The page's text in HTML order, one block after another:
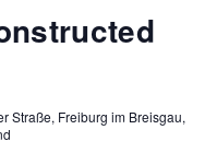
Constructed
Abend
Straße, Freiburg im Breisgau,